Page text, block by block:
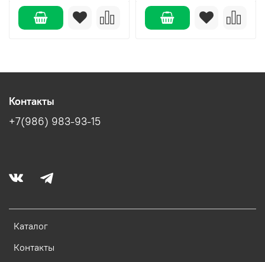
Каталог
Контакты
Контакты
+7(986) 983-93-15